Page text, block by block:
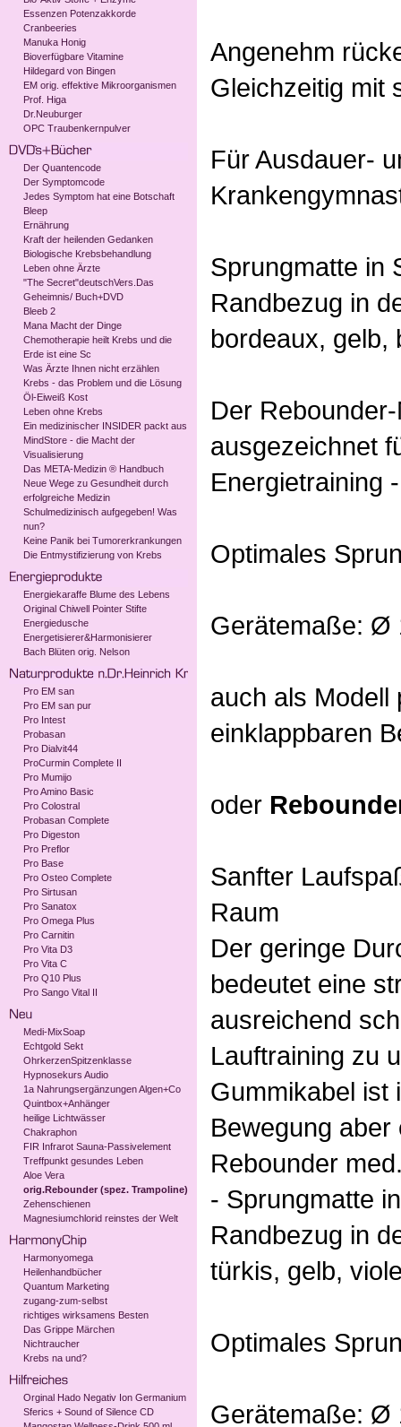
Essenzen Potenzakkorde
Cranbeeries
Manuka Honig
Bioverfügbare Vitamine
Hildegard von Bingen
EM orig. effektive Mikroorganismen
Prof. Higa
Dr.Neuburger
OPC Traubenkernpulver
Der Quantencode
Der Symptomcode
Jedes Symptom hat eine Botschaft
Bleep
Ernährung
Kraft der heilenden Gedanken
Biologische Krebsbehandlung
Leben ohne Ärzte
"The Secret"deutschVers.Das
Geheimnis/ Buch+DVD
Bleeb 2
Mana Macht der Dinge
Chemotherapie heilt Krebs und die
Erde ist eine Sc
Was Ärzte Ihnen nicht erzählen
Krebs - das Problem und die Lösung
Öl-Eiweiß Kost
Leben ohne Krebs
Ein medizinischer INSIDER packt aus
MindStore - die Macht der
Visualisierung
Das META-Medizin ® Handbuch
Neue Wege zu Gesundheit durch
erfolgreiche Medizin
Schulmedizinisch aufgegeben! Was
nun?
Keine Panik bei Tumorerkrankungen
Die Entmystifizierung von Krebs
Energiekaraffe Blume des Lebens
Original Chiwell Pointer Stifte
Energiedusche
Energetisierer&Harmonisierer
Bach Blüten orig. Nelson
Pro EM san
Pro EM san pur
Pro Intest
Probasan
Pro Dialvit44
ProCurmin Complete II
Pro Mumijo
Pro Amino Basic
Pro Colostral
Probasan Complete
Pro Digeston
Pro Preflor
Pro Base
Pro Osteo Complete
Pro Sirtusan
Pro Sanatox
Pro Omega Plus
Pro Carnitin
Pro Vita D3
Pro Vita C
Pro Q10 Plus
Pro Sango Vital II
Medi-MixSoap
Echtgold Sekt
OhrkerzenSpitzenklasse
Hypnosekurs Audio
1a Nahrungsergänzungen Algen+Co
Quintbox+Anhänger
heilige Lichtwässer
Chakraphon
FIR Infrarot Sauna-Passivelement
Treffpunkt gesundes Leben
Aloe Vera
orig.Rebounder (spez. Trampoline)
Zehenschienen
Magnesiumchlorid reinstes der Welt
Harmonyomega
Heilenhandbücher
Quantum Marketing
zugang-zum-selbst
richtiges wirksamens Besten
Das Grippe Märchen
Nichtraucher
Krebs na und?
Orginal Hado Negativ Ion Germanium
Sferics + Sound of Silence CD
Angenehm
Gleichzeitig mit
Für Ausdauer-
Sprungmatte in
Randbezug in
bordeaux, gelb,
Der
ausgezeichnet
Energietraining
Optimales
Gerätemaße: Ø
auch als Modell
einklappbaren
oder
Sanfter
Raum
Der geringe
bedeutet eine
ausreichend
Lauftraining zu
Gummikabel ist
Bewegung
Rebounder
- Sprungmatte
Randbezug in
türkis, gelb,
Optimales
Gerätemaße: Ø